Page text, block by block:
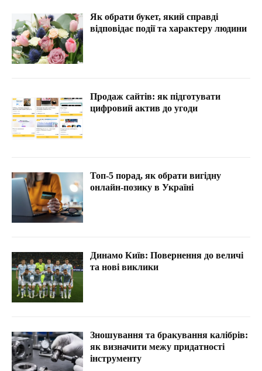
Як обрати букет, який справді
відповідає події та характеру людини
Продаж сайтів: як підготувати
цифровий актив до угоди
Топ-5 порад, як обрати вигідну
онлайн-позику в Україні
Динамо Київ: Повернення до величі
та нові виклики
Зношування та бракування калібрів:
як визначити межу придатності
інструменту